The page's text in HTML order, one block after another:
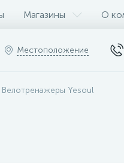
Магазины О
Местоположение
Велотренажеры Yesoul